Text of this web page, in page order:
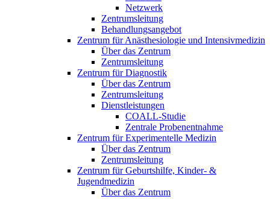
Netzwerk
Zentrumsleitung
Behandlungsangebot
Zentrum für Anästhesiologie und Intensivmedizin
Über das Zentrum
Zentrumsleitung
Zentrum für Diagnostik
Über das Zentrum
Zentrumsleitung
Dienstleistungen
COALL-Studie
Zentrale Probenentnahme
Zentrum für Experimentelle Medizin
Über das Zentrum
Zentrumsleitung
Zentrum für Geburtshilfe, Kinder- &
Jugendmedizin
Über das Zentrum